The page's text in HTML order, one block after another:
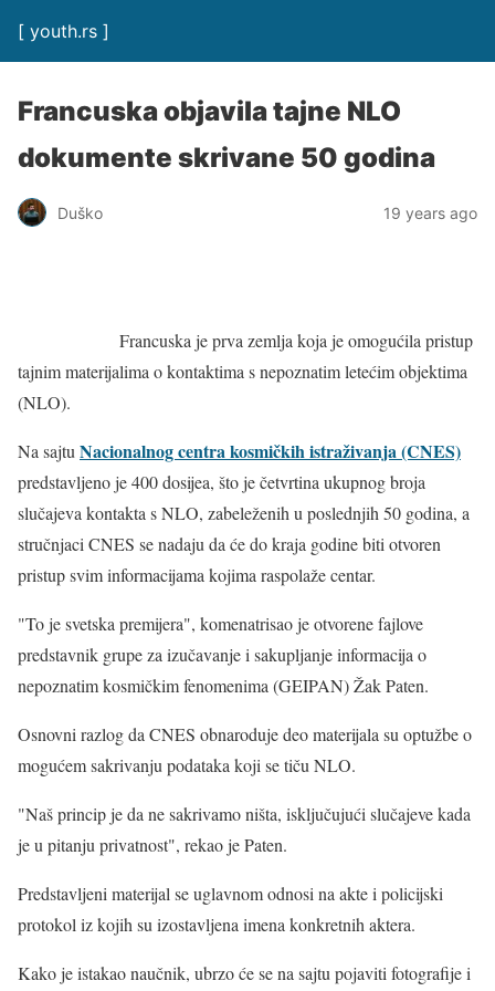
[ youth.rs ]
Francuska objavila tajne NLO
dokumente skrivane 50 godina
Duško 19 years ago
Francuska je prva zemlja koja je omogućila pristup
tajnim materijalima o kontaktima s nepoznatim letećim objektima
(NLO).
Na sajtu Nacionalnog centra kosmičkih istraživanja (CNES)
predstavljeno je 400 dosijea, što je četvrtina ukupnog broja
slučajeva kontakta s NLO, zabeleženih u poslednjih 50 godina, a
stručnjaci CNES se nadaju da će do kraja godine biti otvoren
pristup svim informacijama kojima raspolaže centar.
"To je svetska premijera", komenatrisao je otvorene fajlove
predstavnik grupe za izučavanje i sakupljanje informacija o
nepoznatim kosmičkim fenomenima (GEIPAN) Žak Paten.
Osnovni razlog da CNES obnaroduje deo materijala su optužbe o
mogućem sakrivanju podataka koji se tiču NLO.
"Naš princip je da ne sakrivamo ništa, isključujući slučajeve kada
je u pitanju privatnost", rekao je Paten.
Predstavljeni materijal se uglavnom odnosi na akte i policijski
protokol iz kojih su izostavljena imena konkretnih aktera.
Kako je istakao naučnik, ubrzo će se na sajtu pojaviti fotografije i